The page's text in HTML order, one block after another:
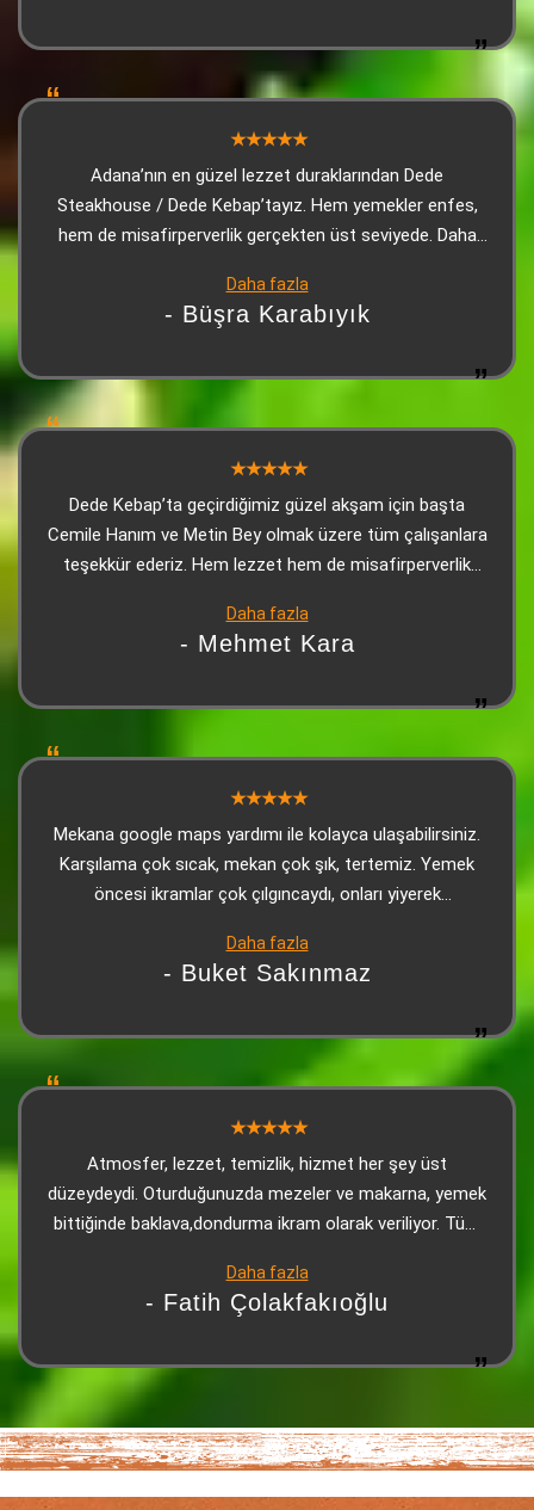
Adana’nın en güzel lezzet duraklarından Dede
Steakhouse / Dede Kebap’tayız. Hem yemekler enfes,
hem de misafirperverlik gerçekten üst seviyede. Daha
makarna ikramı geliyor… Kıvamı, tadı, aroması efsane. Bir
de isli mantar var ki… Gerçekten Dede’nin imzası gibi.
bugün bizi öyle güzel ağırlayan biri vardı ki… Garsonumuz
Murat Büklük. Güleryüzü, hızlı servisi, ince düşünülmüş
getiren özel biri. Hem işine hâkim, hem misafirini
anlayan, hem de Dede’nin kalitesini hissettiren bir
çalışan. Kısacası; Dede Steakhouse yine muhteşemdi,
Murat Büklük’ün ilgisi ise akşamın en güzel
Daha fazla
- Büşra Karabıyık
Dede Kebap’ta geçirdiğimiz güzel akşam için başta
Cemile Hanım ve Metin Bey olmak üzere tüm çalışanlara
teşekkür ederiz. Hem lezzet hem de misafirperverlik
Daha fazla
- Mehmet Kara
Mekana google maps yardımı ile kolayca ulaşabilirsiniz.
Karşılama çok sıcak, mekan çok şık, tertemiz. Yemek
öncesi ikramlar çok çılgıncaydı, onları yiyerek
tatlı (yine ikram) harikaydı. Personel çok sıcakkanlı,
güleryüzlü ve ilgiliydi. Biz çok beğendik tavsiye ediyorum
Daha fazla
- Buket Sakınmaz
Atmosfer, lezzet, temizlik, hizmet her şey üst
düzeydeydi. Oturduğunuzda mezeler ve makarna, yemek
bittiğinde baklava,dondurma ikram olarak veriliyor. Tüm
Daha fazla
- Fatih Çolakfakıoğlu